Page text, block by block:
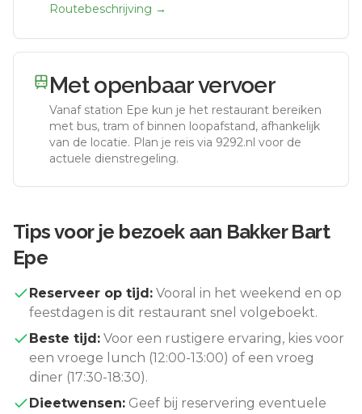
Routebeschrijving →
Met openbaar vervoer
Vanaf station Epe kun je het restaurant bereiken
met bus, tram of binnen loopafstand, afhankelijk
van de locatie. Plan je reis via 9292.nl voor de
actuele dienstregeling.
Tips voor je bezoek aan Bakker Bart
Epe
Reserveer op tijd: Vooral in het weekend en op
feestdagen is dit restaurant snel volgeboekt.
Beste tijd: Voor een rustigere ervaring, kies voor
een vroege lunch (12:00-13:00) of een vroeg
diner (17:30-18:30).
Dieetwensen: Geef bij reservering eventuele